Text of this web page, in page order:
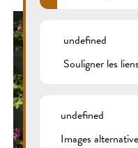
undefined
Souligner les liens
undefined
Images